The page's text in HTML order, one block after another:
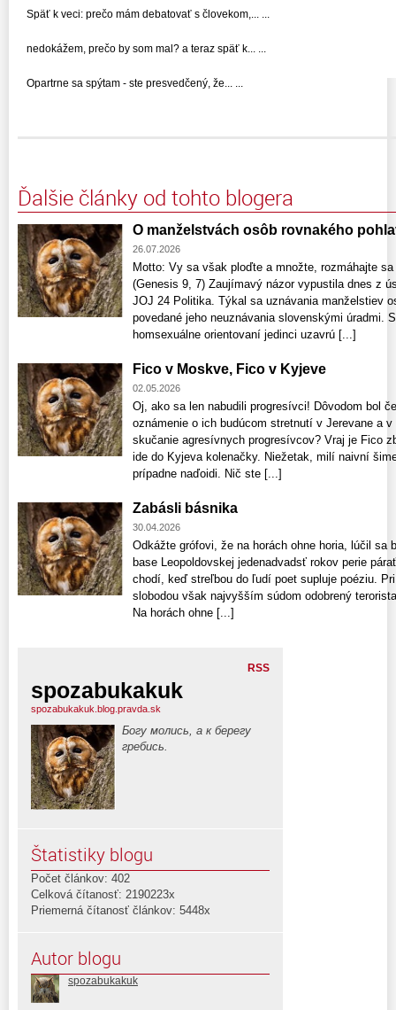
Späť k veci: prečo mám debatovať s človekom,... ...
nedokážem, prečo by som mal? a teraz späť k... ...
Opartrne sa spýtam - ste presvedčený, že... ...
Ďalšie články od tohto blogera
O manželstvách osôb rovnakého
26.07.2026
Motto: Vy sa však ploďte a množte, rozmáhajte
(Genesis 9, 7) Zaujímavý názor vypustila dnes z
JOJ 24 Politika. Týkal sa uznávania manželstiev
povedané jeho neuznávania slovenskými úradmi.
homsexuálne orientovaní jedinci uzavrú [...]
Fico v Moskve, Fico v Kyjeve
02.05.2026
Oj, ako sa len nabudili progresívci! Dôvodom bol
oznámenie o ich budúcom stretnutí v Jerevane a
skučanie agresívnych progresívcov? Vraj je Fico
ide do Kyjeva kolenačky. Niežetak, milí naivní
prípadne naďoidi. Nič ste [...]
Zabásli básnika
30.04.2026
Odkážte grófovi, že na horách ohne horia, lúčil
base Leopoldovskej jedenadvadsť rokov perie
chodí, keď streľbou do ľudí poet supluje poéziu.
slobodou však najvyšším súdom odobrený
Na horách ohne [...]
RSS
spozabukakuk
spozabukakuk.blog.pravda.sk
Богу молись, а к берегу
гребись.
Štatistiky blogu
Počet článkov: 402
Celková čítanosť: 2190223x
Priemerná čítanosť článkov: 5448x
Autor blogu
spozabukakuk